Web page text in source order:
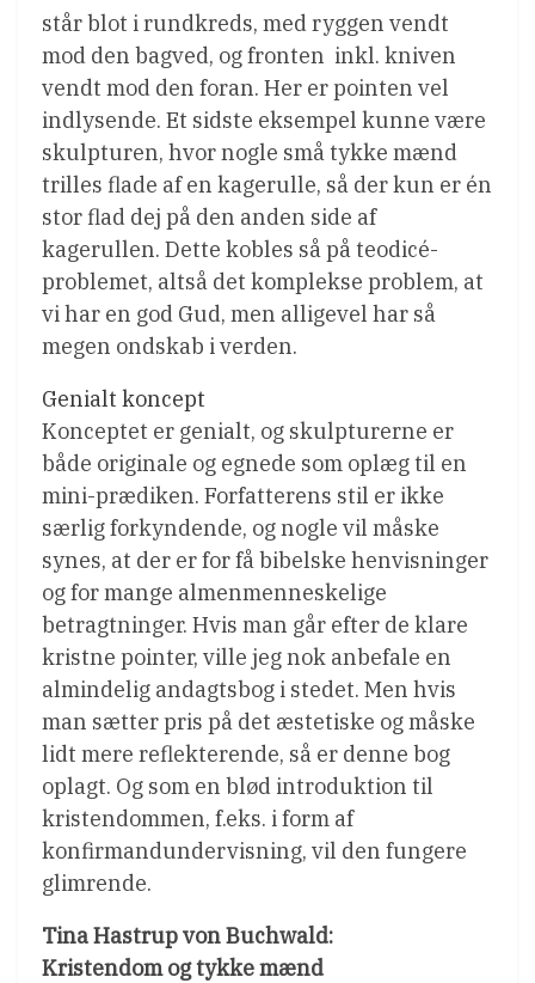
står blot i rundkreds, med ryggen vendt
mod den bagved, og fronten  inkl. kniven 
vendt mod den foran. Her er pointen vel
indlysende. Et sidste eksempel kunne være
skulpturen, hvor nogle små tykke mænd
trilles flade af en kagerulle, så der kun er én
stor flad dej på den anden side af
kagerullen. Dette kobles så på teodicé-
problemet, altså det komplekse problem, at
vi har en god Gud, men alligevel har så
megen ondskab i verden.
Genialt koncept
Konceptet er genialt, og skulpturerne er
både originale og egnede som oplæg til en
mini-prædiken. Forfatterens stil er ikke
særlig forkyndende, og nogle vil måske
synes, at der er for få bibelske henvisninger
og for mange almenmenneskelige
betragtninger. Hvis man går efter de klare
kristne pointer, ville jeg nok anbefale en
almindelig andagtsbog i stedet. Men hvis
man sætter pris på det æstetiske og måske
lidt mere reflekterende, så er denne bog
oplagt. Og som en blød introduktion til
kristendommen, f.eks. i form af
konfirmandundervisning, vil den fungere
glimrende.
Tina Hastrup von Buchwald:
Kristendom og tykke mænd